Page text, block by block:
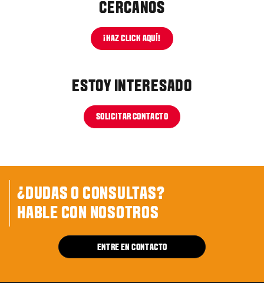
CERCANOS
¡HAZ CLICK AQUÍ!
ESTOY INTERESADO
SOLICITAR CONTACTO
¿DUDAS O CONSULTAS?
HABLE CON NOSOTROS
ENTRE EN CONTACTO